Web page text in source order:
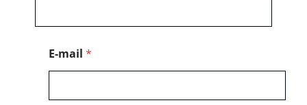
E-mail *